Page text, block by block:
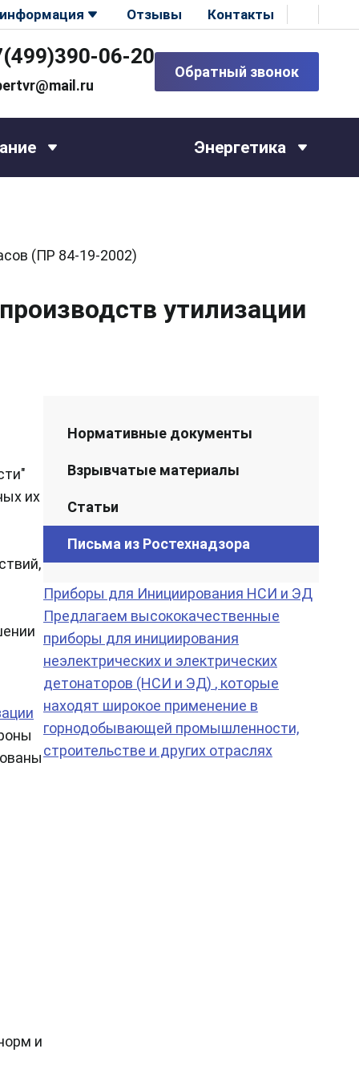
Отзывы Контакты
06-20
Обратный звонок
Энергетика
(ПР 84-19-2002)
утилизации
их
и
Нормативные документы
Взрывчатые материалы
Статьи
Письма из Ростехнадзора
Приборы для Инициирования НСИ и ЭД
Предлагаем высококачественные
приборы для инициирования
неэлектрических и электрических
детонаторов (НСИ и ЭД) , которые
находят широкое применение в
горнодобывающей промышленности,
строительстве и других отраслях